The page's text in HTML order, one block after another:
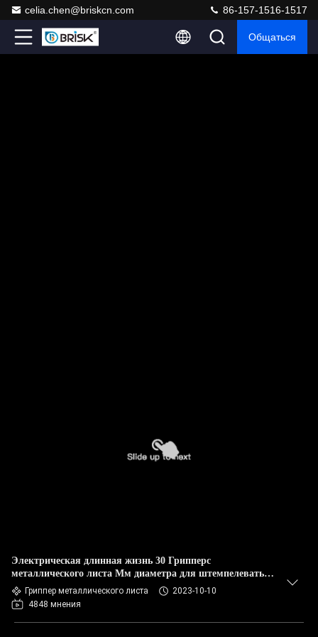
celia.chen@briskcn.com 86-157-1516-1517
Общаться
Электрическая длинная жизнь 30 Грипперс
металлического листа Мм диаметра для штемпелевать
автоматизации
Гриппер металлического листа
2023-10-10
4848 мнения